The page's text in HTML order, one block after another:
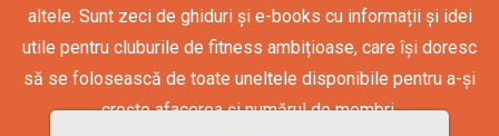
altele. Sunt zeci de ghiduri și e-books cu informații și idei
utile pentru cluburile de fitness ambițioase, care își doresc
să se folosească de toate uneltele disponibile pentru a-și
crește afacerea și numărul de membri.